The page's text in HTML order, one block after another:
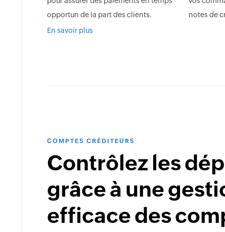
opportun de la part des clients.
En savoir plus
notes de
COMPTES CRÉDITEURS
Contrôlez les
grâce à une
efficace des